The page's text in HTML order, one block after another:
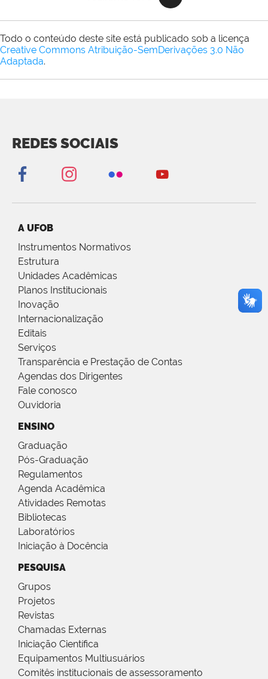
Todo o conteúdo deste site está publicado sob a licença
Creative Commons Atribuição-SemDerivações 3.0 Não
Adaptada.
REDES SOCIAIS
A UFOB
Instrumentos Normativos
Estrutura
Unidades Acadêmicas
Planos Institucionais
Inovação
Internacionalização
Editais
Serviços
Transparência e Prestação de Contas
Agendas dos Dirigentes
Fale conosco
Ouvidoria
ENSINO
Graduação
Pós-Graduação
Regulamentos
Agenda Acadêmica
Atividades Remotas
Bibliotecas
Laboratórios
Iniciação à Docência
PESQUISA
Grupos
Projetos
Revistas
Chamadas Externas
Iniciação Científica
Equipamentos Multiusuários
Comitês institucionais de assessoramento